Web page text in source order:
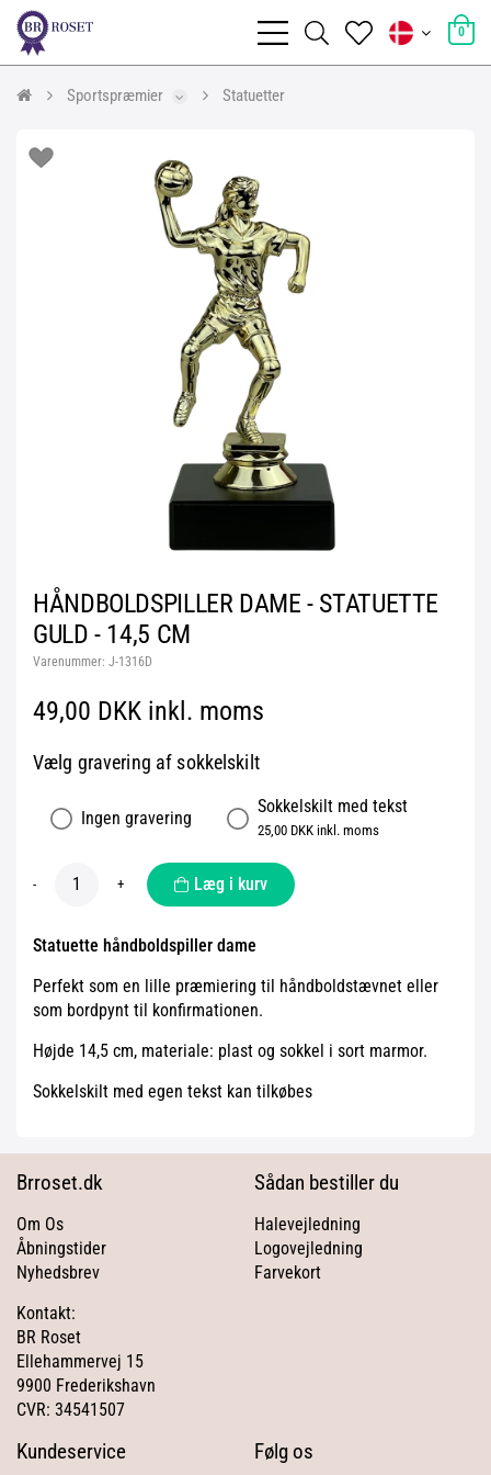
0
Sportspræmier Statuetter
HÅNDBOLDSPILLER DAME - STATUETTE
GULD - 14,5 CM
Varenummer: J-1316D
49,00 DKK inkl. moms
Vælg gravering af sokkelskilt
Ingen gravering
Sokkelskilt med tekst
25,00 DKK inkl. moms
- + Læg i kurv
Statuette håndboldspiller dame
Perfekt som en lille præmiering til håndboldstævnet eller
som bordpynt til konfirmationen.
Højde 14,5 cm, materiale: plast og sokkel i sort marmor.
Sokkelskilt med egen tekst kan tilkøbes
Brroset.dk
Om Os
Åbningstider
Nyhedsbrev
Kontakt:
BR Roset
Ellehammervej 15
9900 Frederikshavn
CVR: 34541507
Sådan bestiller du
Halevejledning
Logovejledning
Farvekort
Kundeservice Følg os